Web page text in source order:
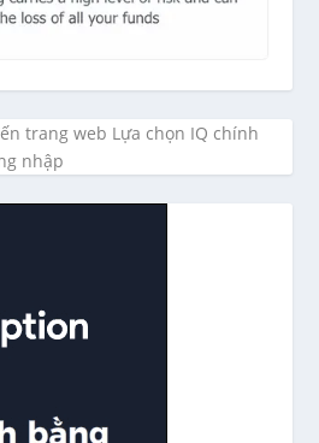
trang web Lựa chọn IQ chính
nhập